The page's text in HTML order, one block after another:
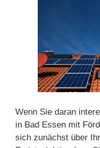
Wenn Sie daran
in Bad Essen mit
sich zunächst über